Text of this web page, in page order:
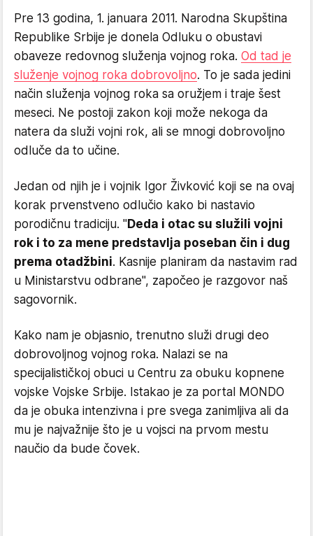
Pre 13 godina, 1. januara 2011. Narodna Skupština
Republike Srbije je donela Odluku o obustavi
obaveze redovnog služenja vojnog roka. Od tad je
služenje vojnog roka dobrovoljno. To je sada jedini
način služenja vojnog roka sa oružjem i traje šest
meseci. Ne postoji zakon koji može nekoga da
natera da služi vojni rok, ali se mnogi dobrovoljno
odluče da to učine.
Jedan od njih je i vojnik Igor Živković koji se na ovaj
korak prvenstveno odlučio kako bi nastavio
porodičnu tradiciju. "Deda i otac su služili vojni
rok i to za mene predstavlja poseban čin i dug
prema otadžbini. Kasnije planiram da nastavim rad
u Ministarstvu odbrane", započeo je razgovor naš
sagovornik.
Kako nam je objasnio, trenutno služi drugi deo
dobrovoljnog vojnog roka. Nalazi se na
specijalističkoj obuci u Centru za obuku kopnene
vojske Vojske Srbije. Istakao je za portal MONDO
da je obuka intenzivna i pre svega zanimljiva ali da
mu je najvažnije što je u vojsci na prvom mestu
naučio da bude čovek.